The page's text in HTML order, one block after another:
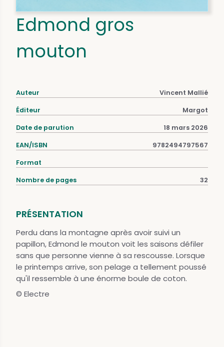
Edmond gros
mouton
Auteur Vincent Mallié
Éditeur Margot
Date de parution 18 mars 2026
EAN/ISBN 9782494797567
Format
Nombre de pages 32
PRÉSENTATION
Perdu dans la montagne après avoir suivi un
papillon, Edmond le mouton voit les saisons défiler
sans que personne vienne à sa rescousse. Lorsque
le printemps arrive, son pelage a tellement poussé
qu'il ressemble à une énorme boule de coton.
© Electre